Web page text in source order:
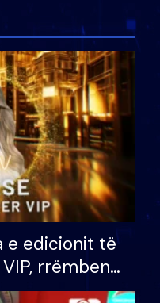
e edicionit të
rrëmben
mijë eurosh